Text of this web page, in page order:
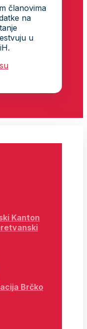
članovima
na
u
Kanton
Brčko